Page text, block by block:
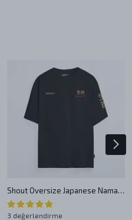
Shout Oversize Japanese Namakubi Unisex T-Shirt
3 değerlendirme